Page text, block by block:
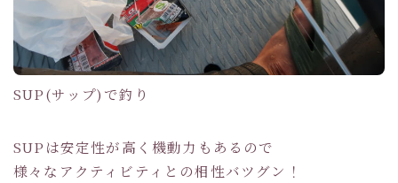
SUP(サップ)で釣り
SUPは安定性が高く機動力もあるので
様々なアクティビティとの相性バツグン！